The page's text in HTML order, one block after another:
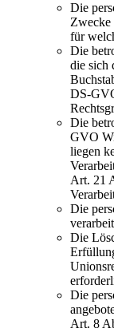
Die
Zwecke
für
Die
die sich
DS-
Die
GVO
liegen
Art. 21
Die
Die
Die
Art. 8